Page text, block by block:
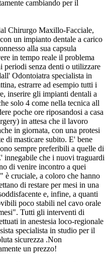
cambiando per il
Chirurgo Maxillo-Facciale,
un impianto dentale a carico
alla sua capsula
in tempo reale il problema
periodi senza denti o utilizzare
Odontoiatra specialista in
estrarre ad esempio tutti i
inserire gli impianti dentali a
solo 4 come nella tecnica all
poche ore riposandosi a casa
in attesa che il lavoro
in giornata, con una protesi
di masticare subito. E' bene
sempre preferibili a quelle di
innegabile che i nuovi traguardi
di venire incontro a quei
cruciale, a coloro che hanno
di restare per mesi in una
e, infine, a quanti
poco stabili nel cavo orale
Tutti gli interventi di
in anestesia loco-regionale
specialista in studio per il
sicurezza .Non
un prezzo!